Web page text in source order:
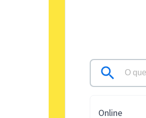
Online